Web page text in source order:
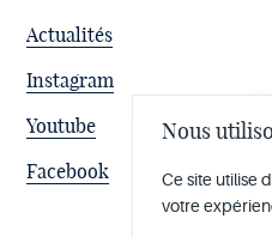
Facebook
Youtube
Instagram
Actualités
Nous
Ce site utilise
votre